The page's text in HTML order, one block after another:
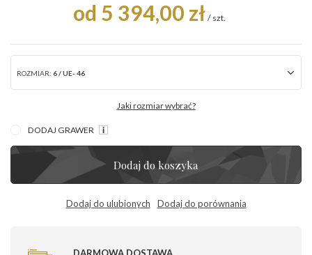
od 5 394,00 zł / szt.
ROZMIAR: 6 / UE- 46
Jaki rozmiar wybrać?
DODAJ GRAWER
Dodaj do koszyka
Dodaj do ulubionych Dodaj do porównania